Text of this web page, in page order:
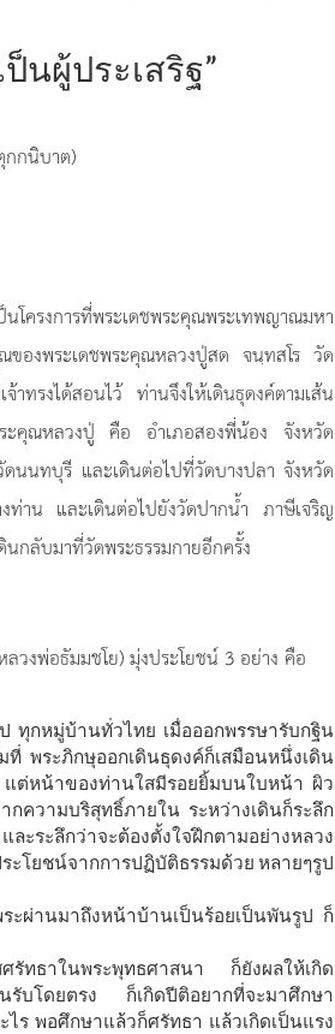
นผู้ประเสริฐ”
กกนิบาต)
โครงการที่พระเดชพระคุณพระเทพญาณมหา
ของพระเดชพระคุณหลวงปู่สด จนฺทสโร วัด
ทรงได้สอนไว้ ท่านจึงให้เดินธุดงค์ตามเส้น
ระคุณหลวงปู่ คือ อำเภอสองพี่น้อง จังหวัด
นนทบุรี และเดินต่อไปที่วัดบางปลา จังหวัด
ท่าน และเดินต่อไปยังวัดปากน้ำ ภาษีเจริญ
กลับมาที่วัดพระธรรมกายอีกครั้ง
วงพ่อธัมมชโย) มุ่งประโยชน์ 3 อย่าง คือ
ทุกหมู่บ้านทั่วไทย เมื่อออกพรรษารับกฐิน
พระภิกษุออกเดินธุดงค์ก็เสมือนหนึ่งเดิน
ต่หน้าของท่านใสมีรอยยิ้มบนใบหน้า ผิว
ความบริสุทธิ์ภายใน ระหว่างเดินก็ระลึก
ะระลึกว่าจะต้องตั้งใจฝึกตามอย่างหลวง
โยชน์จากการปฏิบัติธรรมด้วย หลายๆรูป
ะผ่านมาถึงหน้าบ้านเป็นร้อยเป็นพันรูป ก็
ทธาในพระพุทธศาสนา ก็ยังผลให้เกิด
รับโดยตรง ก็เกิดปีติอยากที่จะมาศึกษา
ร พอศึกษาแล้วก็ศรัทธา แล้วเกิดเป็นแรง